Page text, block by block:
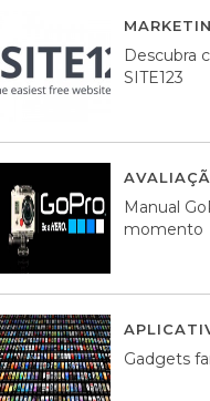
Descubra
SITE123
Manual
momento
Gadgets